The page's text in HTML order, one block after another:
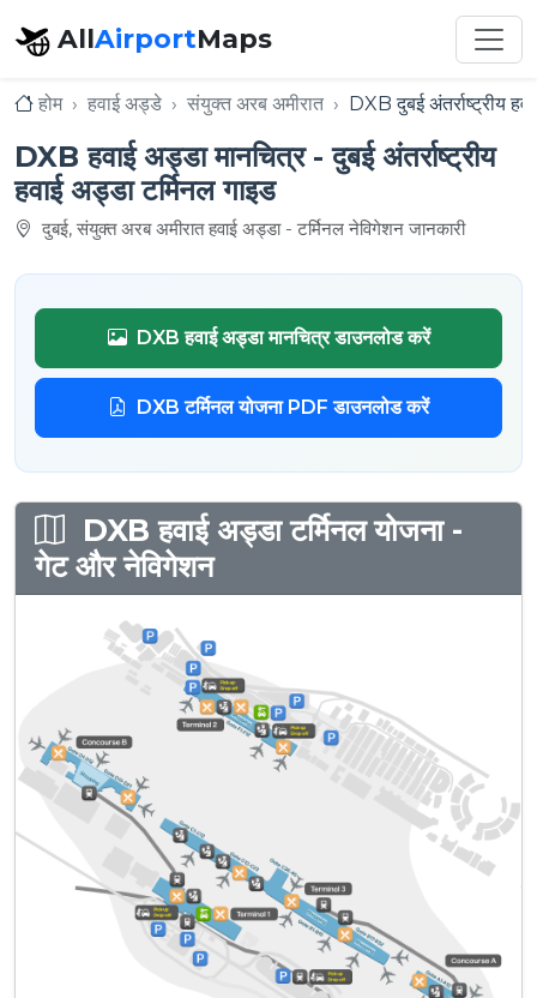
AllAirportMaps
होम हवाई अड्डे संयुक्त अरब अमीरात DXB दुबई अंतर्राष्ट्रीय
DXB हवाई अड्डा मानचित्र - दुबई अंतर्राष्ट्रीय
हवाई अड्डा टर्मिनल गाइड
दुबई, संयुक्त अरब अमीरात हवाई अड्डा - टर्मिनल नेविगेशन जानकारी
DXB हवाई अड्डा मानचित्र डाउनलोड करें
DXB टर्मिनल योजना PDF डाउनलोड करें
DXB हवाई अड्डा टर्मिनल योजना -
गेट और नेविगेशन